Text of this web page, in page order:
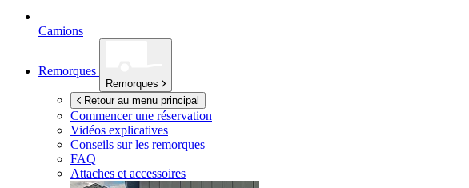
Camions
Remorques
Remorques
Retour au menu principal
Commencer une réservation
Vidéos explicatives
Conseils sur les remorques
FAQ
Attaches et accessoires